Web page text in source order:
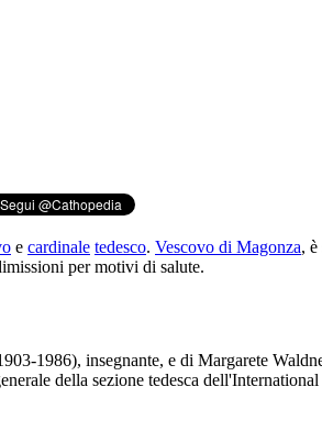
e cardinale tedesco. Vescovo di Magonza, è
per motivi di salute.
1986), insegnante, e di Margarete
della sezione tedesca